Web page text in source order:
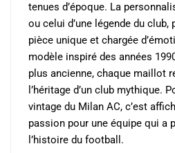
tenues d’époque. La
ou celui d’une légende du club,
pièce unique et chargée
modèle inspiré des années
plus ancienne, chaque maillot
l’héritage d’un club mythique.
vintage du Milan AC, c’est
passion pour une équipe qui a
l’histoire du football.